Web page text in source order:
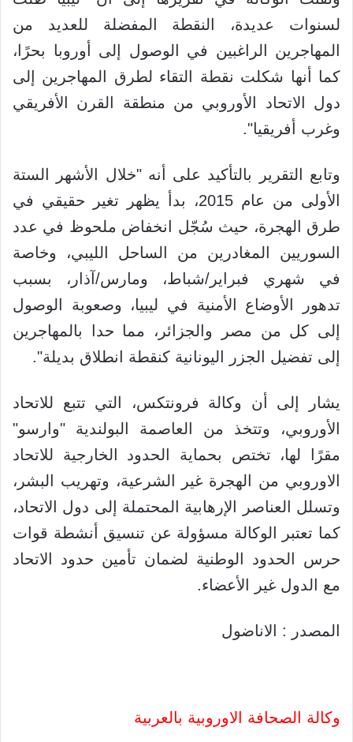
لسنوات عديدة، النقطة المفضلة للعديد من
المهاجرين الراغبين في الوصول إلى أوروبا بحرًا،
كما أنها شكلت نقطة التقاء لطرق المهاجرين إلى
دول الاتحاد الأوروبي من منطقة القرن الأفريقي
وغرب أفريقيا".
وتابع التقرير بالتأكيد على أنه "خلال الأشهر الستة
الأولى من عام 2015، بدأ يظهر تغير حقيقي في
طرق الهجرة، حيث سُجّل انخفاض ملحوظ في عدد
السوريين المغادرين من الساحل الليبي، وخاصة
في شهري فبراير/شباط، ومارس/آذار، بسبب
تدهور الأوضاع الأمنية في ليبيا، وصعوبة الوصول
إلى كل من مصر والجزائر، مما حدا بالمهاجرين
إلى تفضيل الجزر اليونانية كنقطة انطلاق بديلة".
يشار إلى أن وكالة فرونتكس، التي تتبع للاتحاد
الأوروبي، وتتخذ من العاصمة البولندية "وارسو"
مقرًا لها، تختص بحماية الحدود الخارجية للاتحاد
الاوروبي من الهجرة غير الشرعية، وتهريب البشر،
وتسلل العناصر الإرهابية المحتملة إلى دول الاتحاد،
كما تعتبر الوكالة مسؤولة عن تنسيق أنشطة قوات
حرس الحدود الوطنية لضمان تأمين حدود الاتحاد
مع الدول غير الأعضاء.
المصدر : الاناضول
وكالة الصحافة الاوروبية بالعربية